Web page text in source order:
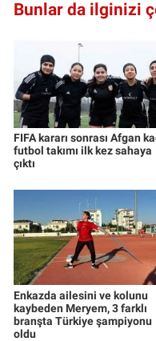
Bunlar da ilginizi
FIFA kararı sonrası Afgan
futbol takımı ilk kez sahaya
çıktı
Enkazda ailesini ve kolunu
kaybeden Meryem, 3 farklı
branşta Türkiye şampiyonu
oldu